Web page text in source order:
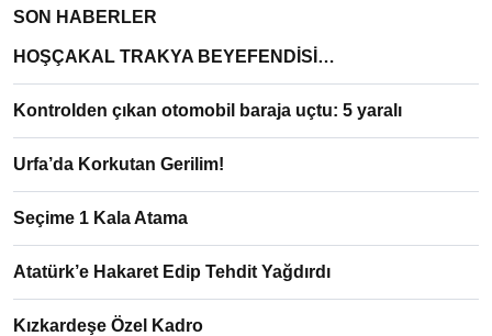
SON HABERLER
HOŞÇAKAL TRAKYA BEYEFENDİSİ…
Kontrolden çıkan otomobil baraja uçtu: 5 yaralı
Urfa’da Korkutan Gerilim!
Seçime 1 Kala Atama
Atatürk’e Hakaret Edip Tehdit Yağdırdı
Kızkardeşe Özel Kadro